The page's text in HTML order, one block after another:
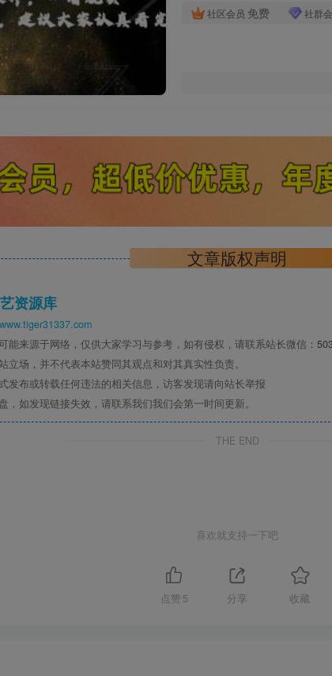
社区会员 免费 社群
文章版权声明
资源库
能来源于网络，仅供大家学习与参考，如有侵权，请联系站长微信：
立场，并不代表本站赞同其观点和对其真实性负责。
发布或转载任何违法的相关信息，访客发现请向站长举报
，如发现链接失效，请联系我们我们会第一时间更新。
THE END
喜欢就支持一下吧
点赞 5 分享 收藏